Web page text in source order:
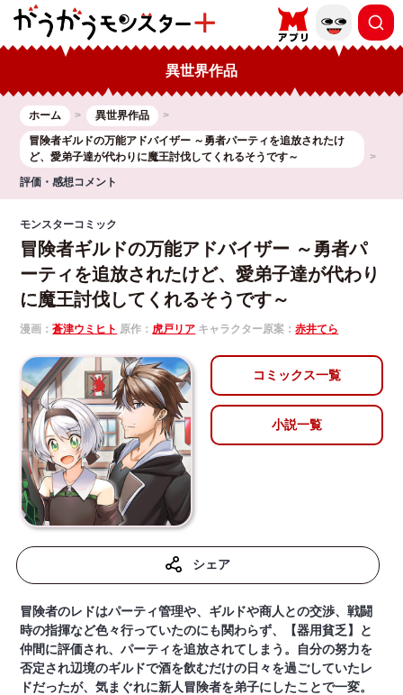
異世界作品
ホーム
異世界作品
冒険者ギルドの万能アドバイザー ～勇者パーティを追放されたけ
ど、愛弟子達が代わりに魔王討伐してくれるそうです～
評価・感想コメント
モンスターコミック
冒険者ギルドの万能アドバイザー ～勇者パ
ーティを追放されたけど、愛弟子達が代わり
に魔王討伐してくれるそうです～
漫画：蒼津ウミヒト 原作： 虎戸リア キャラクター原案：赤井てら
コミックス一覧
小説一覧
シェア
冒険者のレドはパーティ管理や、ギルドや商人との交渉、戦闘
時の指揮など色々行っていたのにも関わらず、【器用貧乏】と
仲間に評価され、パーティを追放されてしまう。自分の努力を
否定され辺境のギルドで酒を飲むだけの日々を過ごしていたレ
ドだったが、気まぐれに新人冒険者を弟子にしたことで一変。